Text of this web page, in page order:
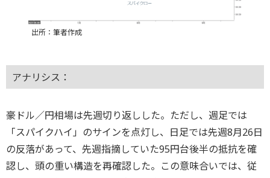
出所：筆者作成
アナリシス：
豪ドル／円相場は先週切り返しした。ただし、週足では
「スパイクハイ」のサインを点灯し、日足では先週8月26日
の反落があって、先週指摘していた95円台後半の抵抗を確
認し、頭の重い構造を再確認した。この意味合いでは、従